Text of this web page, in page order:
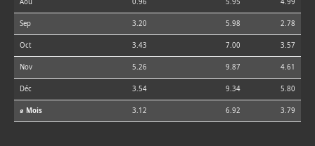
Aoû 0.96 5.95 4.99
Sep 3.20 5.98 2.78
Oct 3.43 7.00 3.57
Nov 5.26 9.87 4.61
Déc 3.54 9.34 5.80
⌀ Mois 3.12 6.92 3.79